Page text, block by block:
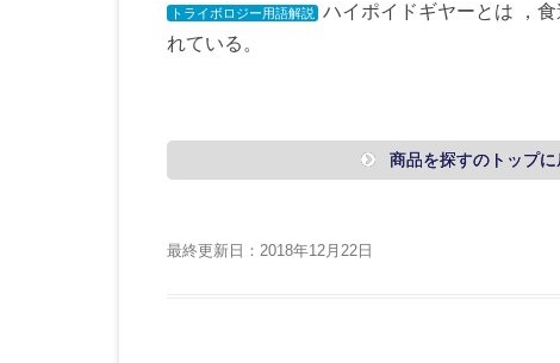
トライボロジー用語解説
ハイポイドギヤーとは ，
れている。
商品を探すのトップに
最終更新日：2018年12月22日